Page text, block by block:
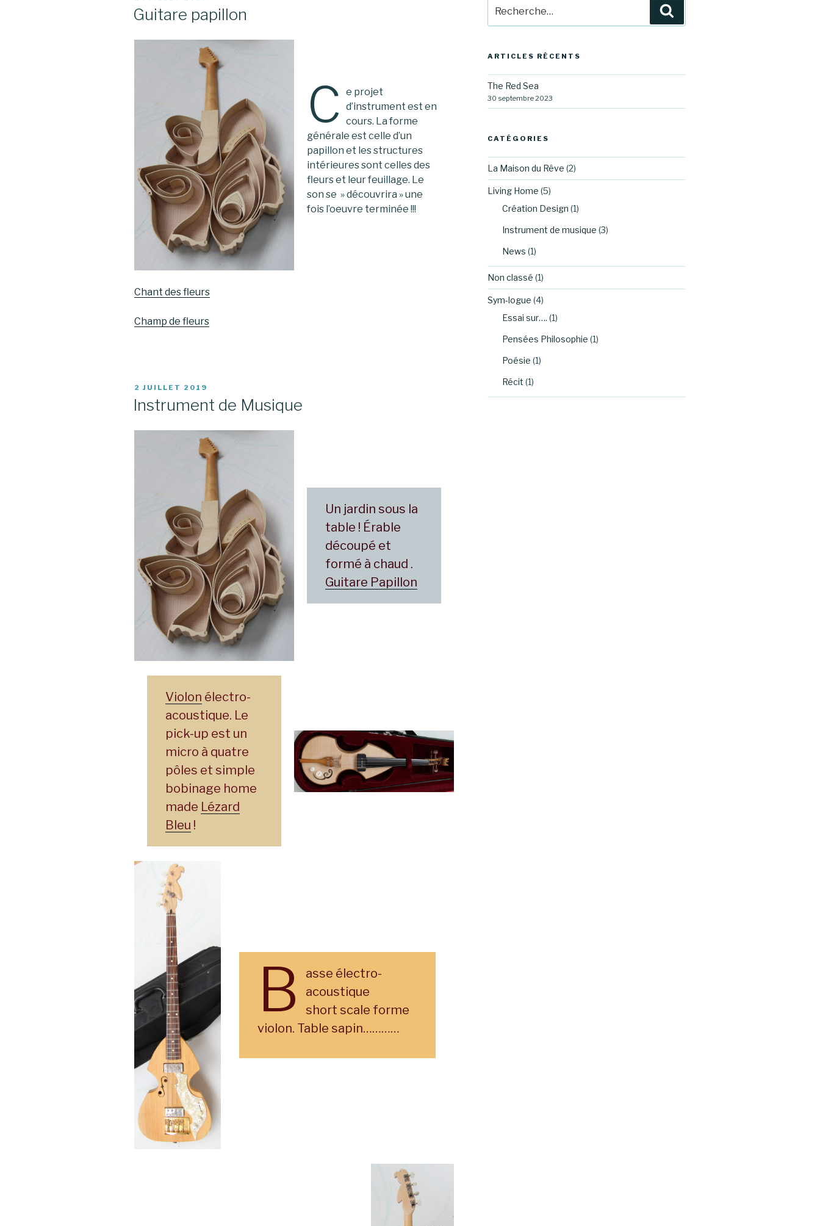
LE
Guitare papillon
C
e projet
d’instrument est en
cours. La forme
générale est celle d’un
papillon et les structures
intérieures sont celles des
fleurs et leur feuillage. Le
son se » découvrira » une
fois l’oeuvre terminée !!!
Chant des fleurs
Champ de fleurs
PUBLIÉ
LE
2 JUILLET 2019
Instrument de Musique
Un jardin sous la
table ! Érable
découpé et
formé à chaud .
Guitare Papillon
Violon électro-
acoustique. Le
pick-up est un
micro à quatre
pôles et simple
bobinage home
made Lézard
Bleu !
B
asse électro-
acoustique
short scale forme
violon. Table sapin…………
pour
ARTICLES RÉCENTS
The Red Sea
30 septembre 2023
CATÉGORIES
La Maison du Rêve (2)
Living Home (5)
Création Design (1)
Instrument de musique (3)
News (1)
Non classé (1)
Sym-logue (4)
Essai sur…. (1)
Pensées Philosophie (1)
Poésie (1)
Récit (1)